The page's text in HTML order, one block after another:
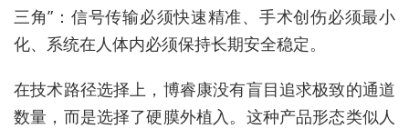
三角”：信号传输必须快速精准、手术创伤必须最小
化、系统在人体内必须保持长期安全稳定。
在技术路径选择上，博睿康没有盲目追求极致的通道
数量，而是选择了硬膜外植入。这种产品形态类似人